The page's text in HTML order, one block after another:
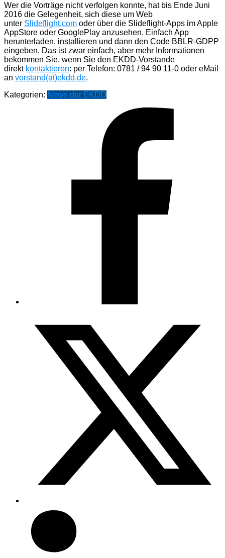
Wer die Vorträge nicht verfolgen konnte, hat bis Ende Juni
2016 die Gelegenheit, sich diese um Web
unter Slideflight.com oder über die Slideflight-Apps im Apple
AppStore oder GooglePlay anzusehen. Einfach App
herunterladen, installieren und dann den Code BBLR-GDPP
eingeben. Das ist zwar einfach, aber mehr Informationen
bekommen Sie, wenn Sie den EKDD-Vorstande
direkt kontaktieren: per Telefon: 0781 / 94 90 11-0 oder eMail
an vorstand(at)ekdd.de.
Kategorien: News der EKDD